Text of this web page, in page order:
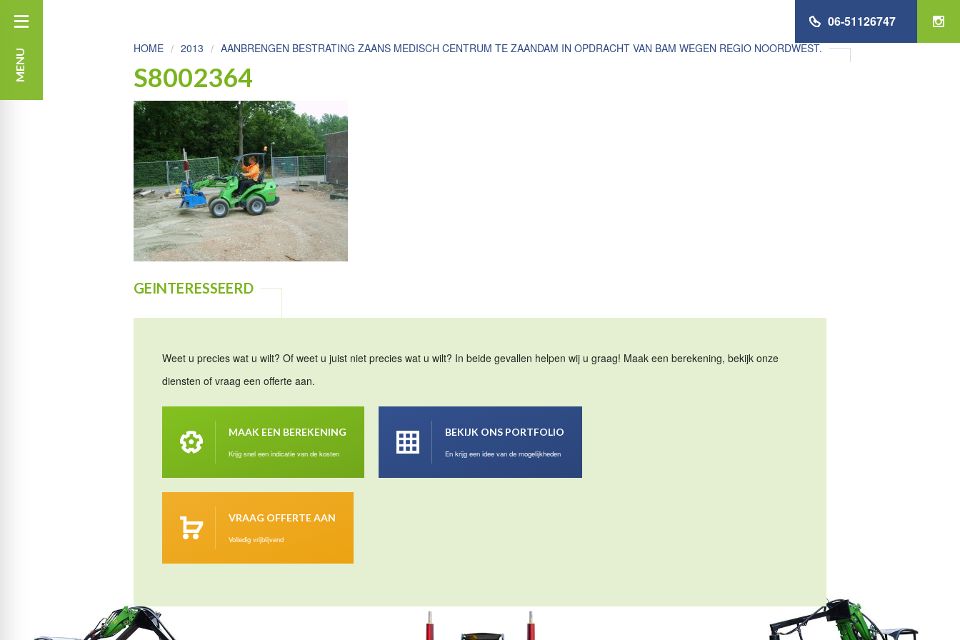
MENU
06-51126747
HOME 2013 AANBRENGEN BESTRATING ZAANS MEDISCH CENTRUM TE ZAANDAM IN OPDRACHT VAN BAM WEGEN REGIO NOORDWEST.
S8002364
GEINTERESSEERD
Weet u precies wat u wilt? Of weet u juist niet precies wat u wilt? In beide gevallen helpen wij u graag! Maak een berekening, bekijk onze
diensten of vraag een offerte aan.
MAAK EEN BEREKENING
Krijg snel een indicatie van de kosten
BEKIJK ONS PORTFOLIO
En krijg een idee van de mogelijkheden
VRAAG OFFERTE AAN
Volledig vrijblijvend